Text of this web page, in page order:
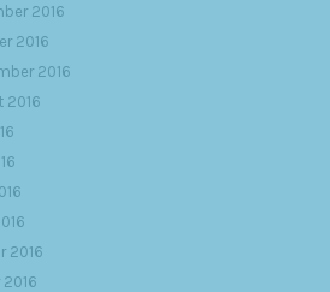
2016
2016
2016
2016
2016
2016